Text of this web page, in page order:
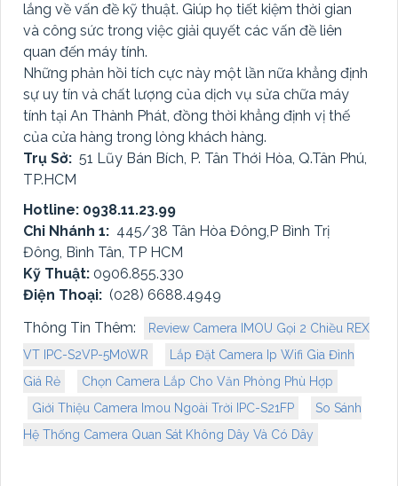
lắng về vấn đề kỹ thuật. Giúp họ tiết kiệm thời gian
và công sức trong việc giải quyết các vấn đề liên
quan đến máy tính.
Những phản hồi tích cực này một lần nữa khẳng định
sự uy tín và chất lượng của dịch vụ sửa chữa máy
tính tại An Thành Phát, đồng thời khẳng định vị thế
của cửa hàng trong lòng khách hàng.
Trụ Sở: 51 Lũy Bán Bích, P. Tân Thới Hòa, Q.Tân Phú,
TP.HCM
Hotline: 0938.11.23.99
Chi Nhánh 1: 445/38 Tân Hòa Đông,P Bình Trị
Đông, Bình Tân, TP HCM
Kỹ Thuật: 0906.855.330
Điện Thoại: (028) 6688.4949
Thông Tin Thêm:
Review Camera IMOU Gọi 2 Chiều REX
VT IPC-S2VP-5M0WR
Lắp Đặt Camera Ip Wifi Gia Đình
Giá Rẻ
Chọn Camera Lắp Cho Văn Phòng Phù Hợp
Giới Thiệu Camera Imou Ngoài Trời IPC-S21FP
So Sánh
Hệ Thống Camera Quan Sát Không Dây Và Có Dây